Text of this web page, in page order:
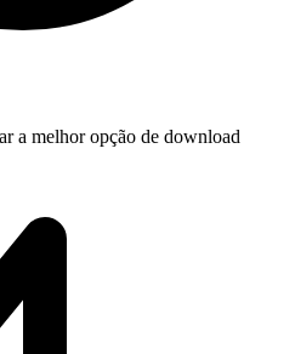
a melhor opção de download